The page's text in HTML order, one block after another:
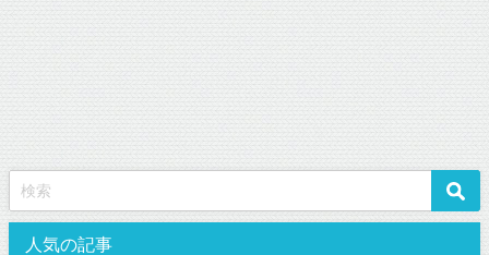
人気の記事